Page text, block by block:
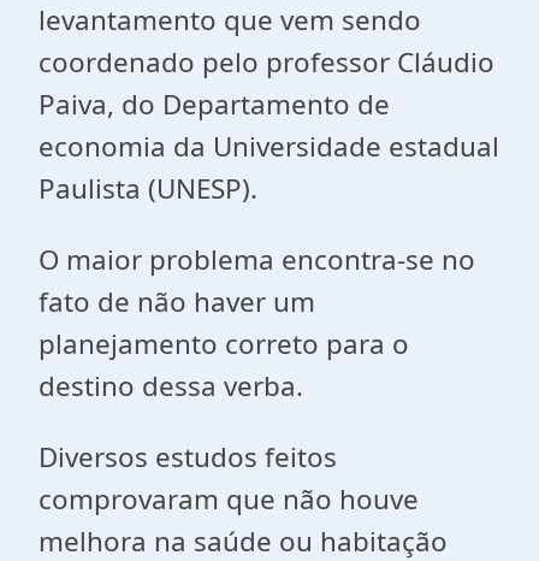
levantamento que vem sendo
coordenado pelo professor Cláudio
Paiva, do Departamento de
economia da Universidade estadual
Paulista (UNESP).
O maior problema encontra-se no
fato de não haver um
planejamento correto para o
destino dessa verba.
Diversos estudos feitos
comprovaram que não houve
melhora na saúde ou habitação